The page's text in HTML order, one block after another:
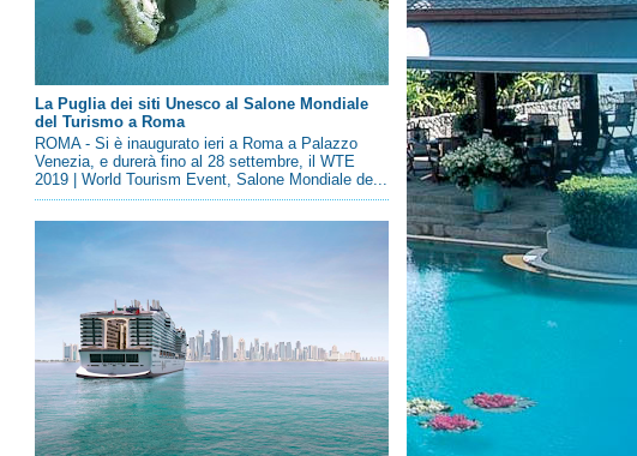
La Puglia dei siti Unesco al Salone Mondiale
del Turismo a Roma
ROMA - Si è inaugurato ieri a Roma a Palazzo
Venezia, e durerà fino al 28 settembre, il WTE
2019 | World Tourism Event, Salone Mondiale de...